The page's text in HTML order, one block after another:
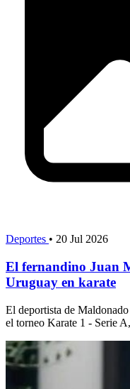
Deportes • 20 Jul 2026
El fernandino Juan
Uruguay en karate
El deportista de
el torneo Karate 1 - Serie